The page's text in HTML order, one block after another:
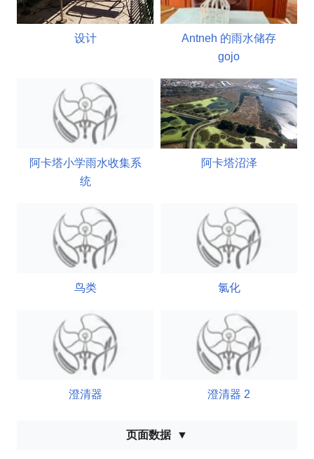
设计
Antneh 的雨水储存
gojo
阿卡塔小学雨水收集系
统
阿卡塔沼泽
鸟类 氯化
澄清器 澄清器 2
页面数据